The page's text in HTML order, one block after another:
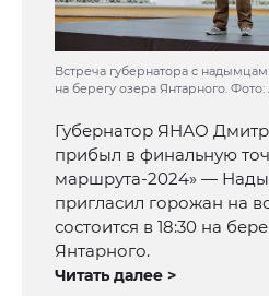
Встреча губернатора с
на берегу озера Янтарного.
Губернатор ЯНАО
прибыл в финальную
маршрута-2024» —
пригласил горожан на
состоится в 18:30 на
Янтарного.
Читать далее >